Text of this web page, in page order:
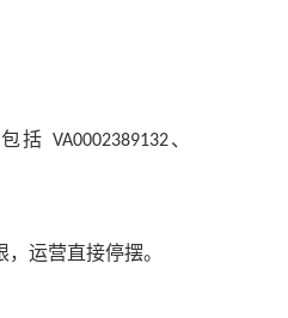
括 VA0002389132、
运营直接停摆。